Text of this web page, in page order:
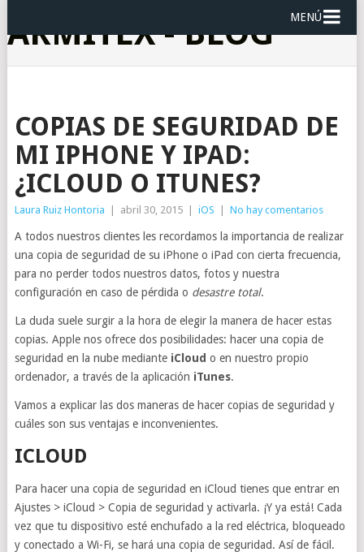
ARMITEX - BLOG MENÚ
COPIAS DE SEGURIDAD DE
MI IPHONE Y IPAD:
¿ICLOUD O ITUNES?
Laura Ruiz Hontoria abril 30, 2015 iOS No hay comentarios
A todos nuestros clientes les recordamos la importancia de realizar
una copia de seguridad de su iPhone o iPad con cierta frecuencia,
para no perder todos nuestros datos, fotos y nuestra
configuración en caso de pérdida o desastre total.
La duda suele surgir a la hora de elegir la manera de hacer estas
copias. Apple nos ofrece dos posibilidades: hacer una copia de
seguridad en la nube mediante iCloud o en nuestro propio
ordenador, a través de la aplicación iTunes.
Vamos a explicar las dos maneras de hacer copias de seguridad y
cuáles son sus ventajas e inconvenientes.
ICLOUD
Para hacer una copia de seguridad en iCloud tienes que entrar en
Ajustes > iCloud > Copia de seguridad y activarla. ¡Y ya está! Cada
vez que tu dispositivo esté enchufado a la red eléctrica, bloqueado
y conectado a Wi-Fi, se hará una copia de seguridad. Así de fácil.